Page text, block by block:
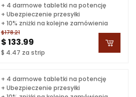
$178.21
$ 133.99
$ 4.47 za strip
+ 4 darmowe tabletki na potencję
+ Ubezpieczenie przesyłki
+ 10% zniżki na kolejne zamówienia
+ 4 darmowe tabletki na potencję
+ Ubezpieczenie przesyłki